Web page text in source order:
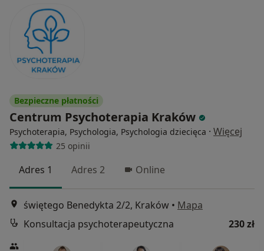
Bezpieczne płatności
Centrum Psychoterapia Kraków
Psychoterapia, Psychologia, Psychologia dziecięca · Więcej
25 opinii
Adres 1 Adres 2 Online
świętego Benedykta 2/2, Kraków • Mapa
Konsultacja psychoterapeutyczna
230 zł